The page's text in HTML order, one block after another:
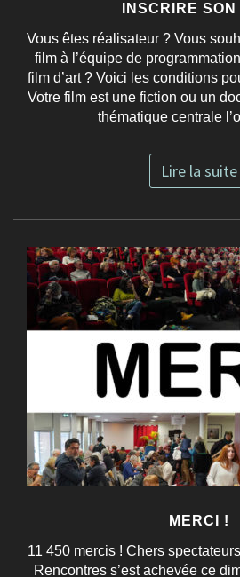
INSCRIRE SON
Vous êtes réalisateur ? Vous
film à l’équipe de
film d’art ? Voici les conditions
Votre film est une fiction ou un
thématique centrale
Lire la suite
MERCI !
11 450 mercis ! Chers
Rencontres s’est achevée ce